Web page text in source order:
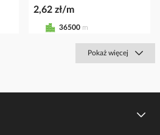
2,62 zł/m
36500 m
Pokaż więcej